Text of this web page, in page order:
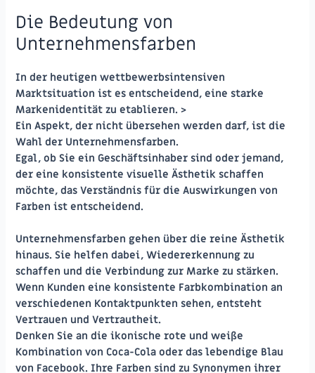
Die Bedeutung von
Unternehmensfarben
In der heutigen wettbewerbsintensiven
Marktsituation ist es entscheidend, eine starke
Markenidentität zu etablieren. >
Ein Aspekt, der nicht übersehen werden darf, ist die
Wahl der Unternehmensfarben.
Egal, ob Sie ein Geschäftsinhaber sind oder jemand,
der eine konsistente visuelle Ästhetik schaffen
möchte, das Verständnis für die Auswirkungen von
Farben ist entscheidend.
Unternehmensfarben gehen über die reine Ästhetik
hinaus. Sie helfen dabei, Wiedererkennung zu
schaffen und die Verbindung zur Marke zu stärken.
Wenn Kunden eine konsistente Farbkombination an
verschiedenen Kontaktpunkten sehen, entsteht
Vertrauen und Vertrautheit.
Denken Sie an die ikonische rote und weiße
Kombination von Coca-Cola oder das lebendige Blau
von Facebook. Ihre Farben sind zu Synonymen ihrer